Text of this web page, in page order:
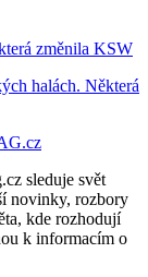
změnila KSW
halách. Některá
sleduje svět
novinky, rozbory
kde rozhodují
k informacím o